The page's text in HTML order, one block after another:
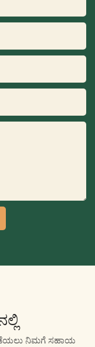
ಪಡೆಯಲು ನಿಮಗೆ ಸಹಾಯ